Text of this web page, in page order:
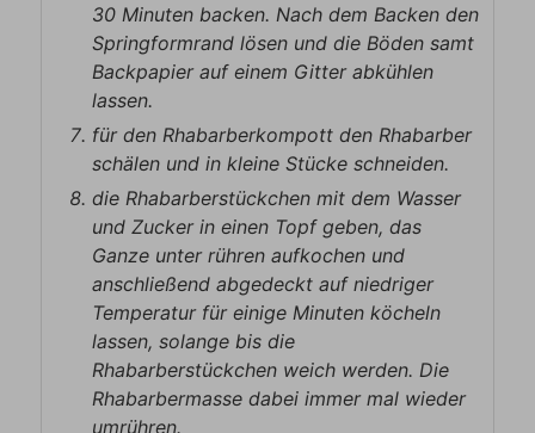
30 Minuten backen. Nach dem Backen den
Springformrand lösen und die Böden samt
Backpapier auf einem Gitter abkühlen
lassen.
für den Rhabarberkompott den Rhabarber
schälen und in kleine Stücke schneiden.
die Rhabarberstückchen mit dem Wasser
und Zucker in einen Topf geben, das
Ganze unter rühren aufkochen und
anschließend abgedeckt auf niedriger
Temperatur für einige Minuten köcheln
lassen, solange bis die
Rhabarberstückchen weich werden. Die
Rhabarbermasse dabei immer mal wieder
umrühren.